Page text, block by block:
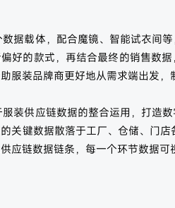
据载体，配合魔镜、智能试衣间
好的款式，再结合最终的销售数
服装品牌商更好地从需求端出发，
装供应链数据的整合运用，打造
关键数据散落于工厂、仓储、门
应链数据链条，每一个环节数据可